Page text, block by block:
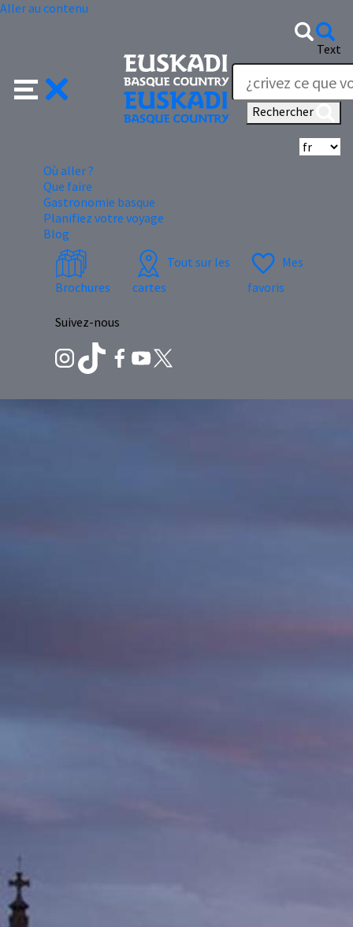
Aller au contenu
Text
Rechercher
Où aller ?
Que faire
Gastronomie basque
Planifiez votre voyage
Blog
Brochures
Tout sur les
cartes
Mes
favoris
Suivez-nous